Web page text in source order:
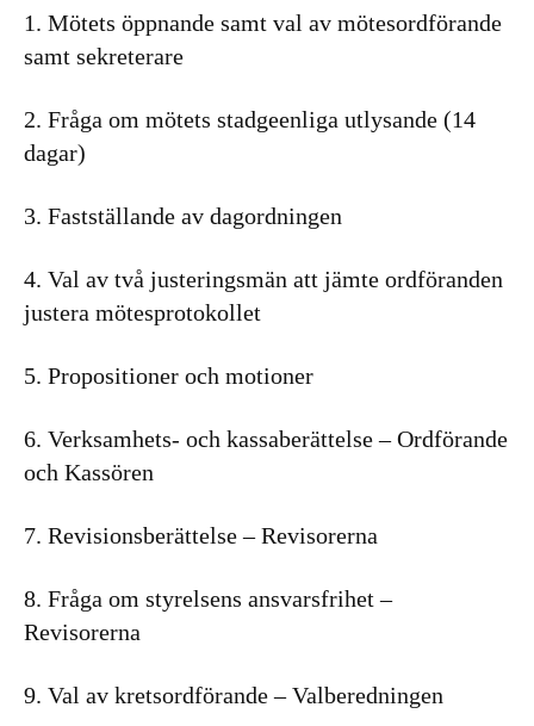
1. Mötets öppnande samt val av mötesordförande
samt sekreterare
2. Fråga om mötets stadgeenliga utlysande (14
dagar)
3. Fastställande av dagordningen
4. Val av två justeringsmän att jämte ordföranden
justera mötesprotokollet
5. Propositioner och motioner
6. Verksamhets- och kassaberättelse – Ordförande
och Kassören
7. Revisionsberättelse – Revisorerna
8. Fråga om styrelsens ansvarsfrihet –
Revisorerna
9. Val av kretsordförande – Valberedningen